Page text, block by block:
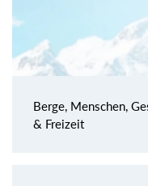
Berge, Menschen,
& Freizeit